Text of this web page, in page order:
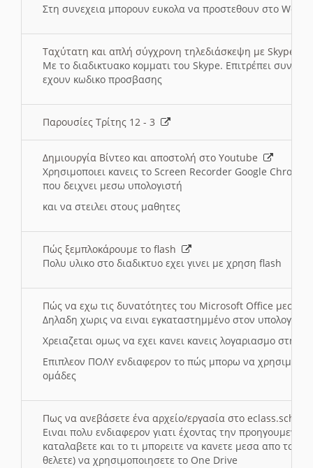
Στη συνεχεια μπορουν ευκολα να προστεθουν στο Word
Ταχύτατη και απλή σύγχρονη τηλεδιάσκεψη με Skype
Με το διαδικτυακο κομματι του Skype. Επιτρέπει
εχουν κωδικο προσβασης
Παρουσίες Τρίτης 12 - 3
Δημιουργία Βίντεο και αποστολή στο Youtube
Χρησιμοποιει κανεις το Screen Recorder Google Chrome
που δειχνει μεσω υπολογιστή
και να στειλει στους μαθητες
Πώς ξεμπλοκάρουμε το flash
Πολυ υλικο στο διαδικτυο εχει γινει με χρηση flash
Πώς να εχω τις δυνατότητες του Microsoft Office μεσω
Δηλαδη χωρις να ειναι εγκαταστημμένο στον
Χρειαζεται ομως να εχει κανει κανεις λογαριασμο στη
Επιπλεον ΠΟΛΥ ενδιαφερον το πώς μπορω να
ομάδες
Πως να ανεβάσετε ένα αρχείο/εργασία στο eclass.sch.gr
Ειναι πολυ ενδιαφερον γιατι έχοντας την
καταλαβετε και το τι μπορειτε να κανετε μεσα απο το
θελετε) να χρησιμοποιησετε το One Drive